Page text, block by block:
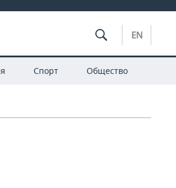
EN
Спорт Общество